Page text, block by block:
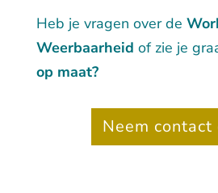
Heb je vragen over de
Weerbaarheid of zie je
op maat?
Neem contact